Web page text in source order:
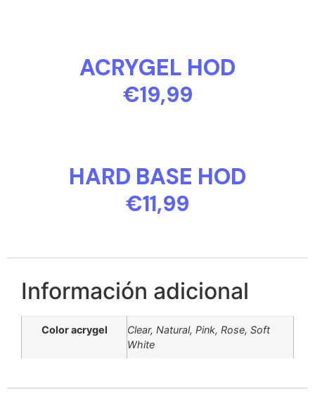
ACRYGEL HOD
€19,99
HARD BASE HOD
€11,99
Información adicional
Color acrygel
Clear, Natural, Pink, Rose, Soft
White